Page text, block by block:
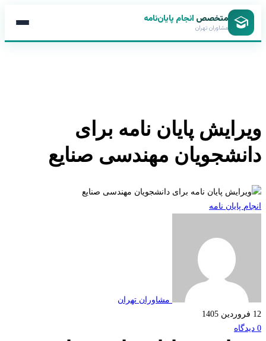
متخصصانجام پایان‌نامه
مشاوران تهران
پایان نامه برای
مهندسی صنایع
پایان نامه
مشاوران تهران